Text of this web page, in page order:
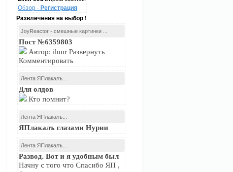
Обзор -Регистрация
Развлечения на выбор !
JoyReactor - смешные картинки ...
Пост №6359803
Автор: ilnur Развернуть
Комментировать
Лента ЯПлакалъ...
Для олдов
Кто помнит?
Лента ЯПлакалъ...
ЯПлакалъ глазами Нурии
Лента ЯПлакалъ...
Развод. Вот и я удобным был
Начну с того что Спасибо ЯП ,